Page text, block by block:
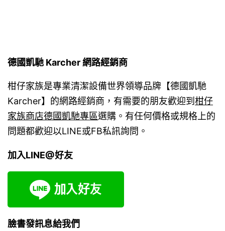
德國凱馳 Karcher 網路經銷商
柑仔家族是專業清潔設備世界領導品牌【德國凱馳
Karcher】的網路經銷商，有需要的朋友歡迎到 柑仔
家族商店德國凱馳專區選購。有任何價格或規格上的
問題都歡迎以LINE或FB私訊詢問。
加入LINE@好友
臉書發訊息給我們